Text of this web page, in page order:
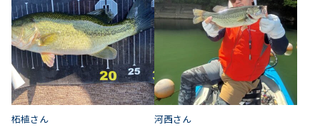
柘植さん
河西さん